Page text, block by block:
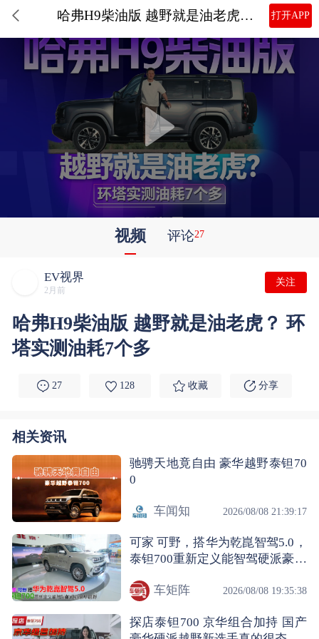
哈弗H9柴油版 越野就是油老虎？ 环塔实测油耗7个多 打开APP
视频 评论27
EV视界
2月前
关注
哈弗H9柴油版 越野就是油老虎？ 环
塔实测油耗7个多
27 128 收藏 分享
相关资讯
驰骋天地竟自由 豪华越野泰钽70
0
车闻知 2026/08/08 21:39:17
可家 可野，搭华为乾崑智驾5.0，
泰钽700重新定义能智驾硬派豪华
车矩阵
2026/08/08 19:35:38
探店泰钽700 京华组合加持 国产